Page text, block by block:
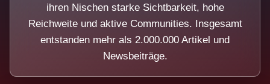
ihren Nischen starke Sichtbarkeit, hohe
Reichweite und aktive Communities. Insgesamt
entstanden mehr als 2.000.000 Artikel und
Newsbeiträge.